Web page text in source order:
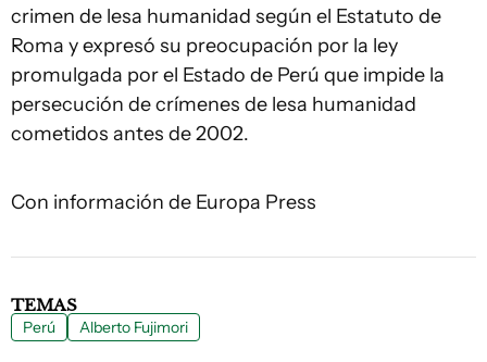
crimen de lesa humanidad según el Estatuto de
Roma y expresó su preocupación por la ley
promulgada por el Estado de Perú que impide la
persecución de crímenes de lesa humanidad
cometidos antes de 2002.
Con información de Europa Press
TEMAS
Perú Alberto Fujimori